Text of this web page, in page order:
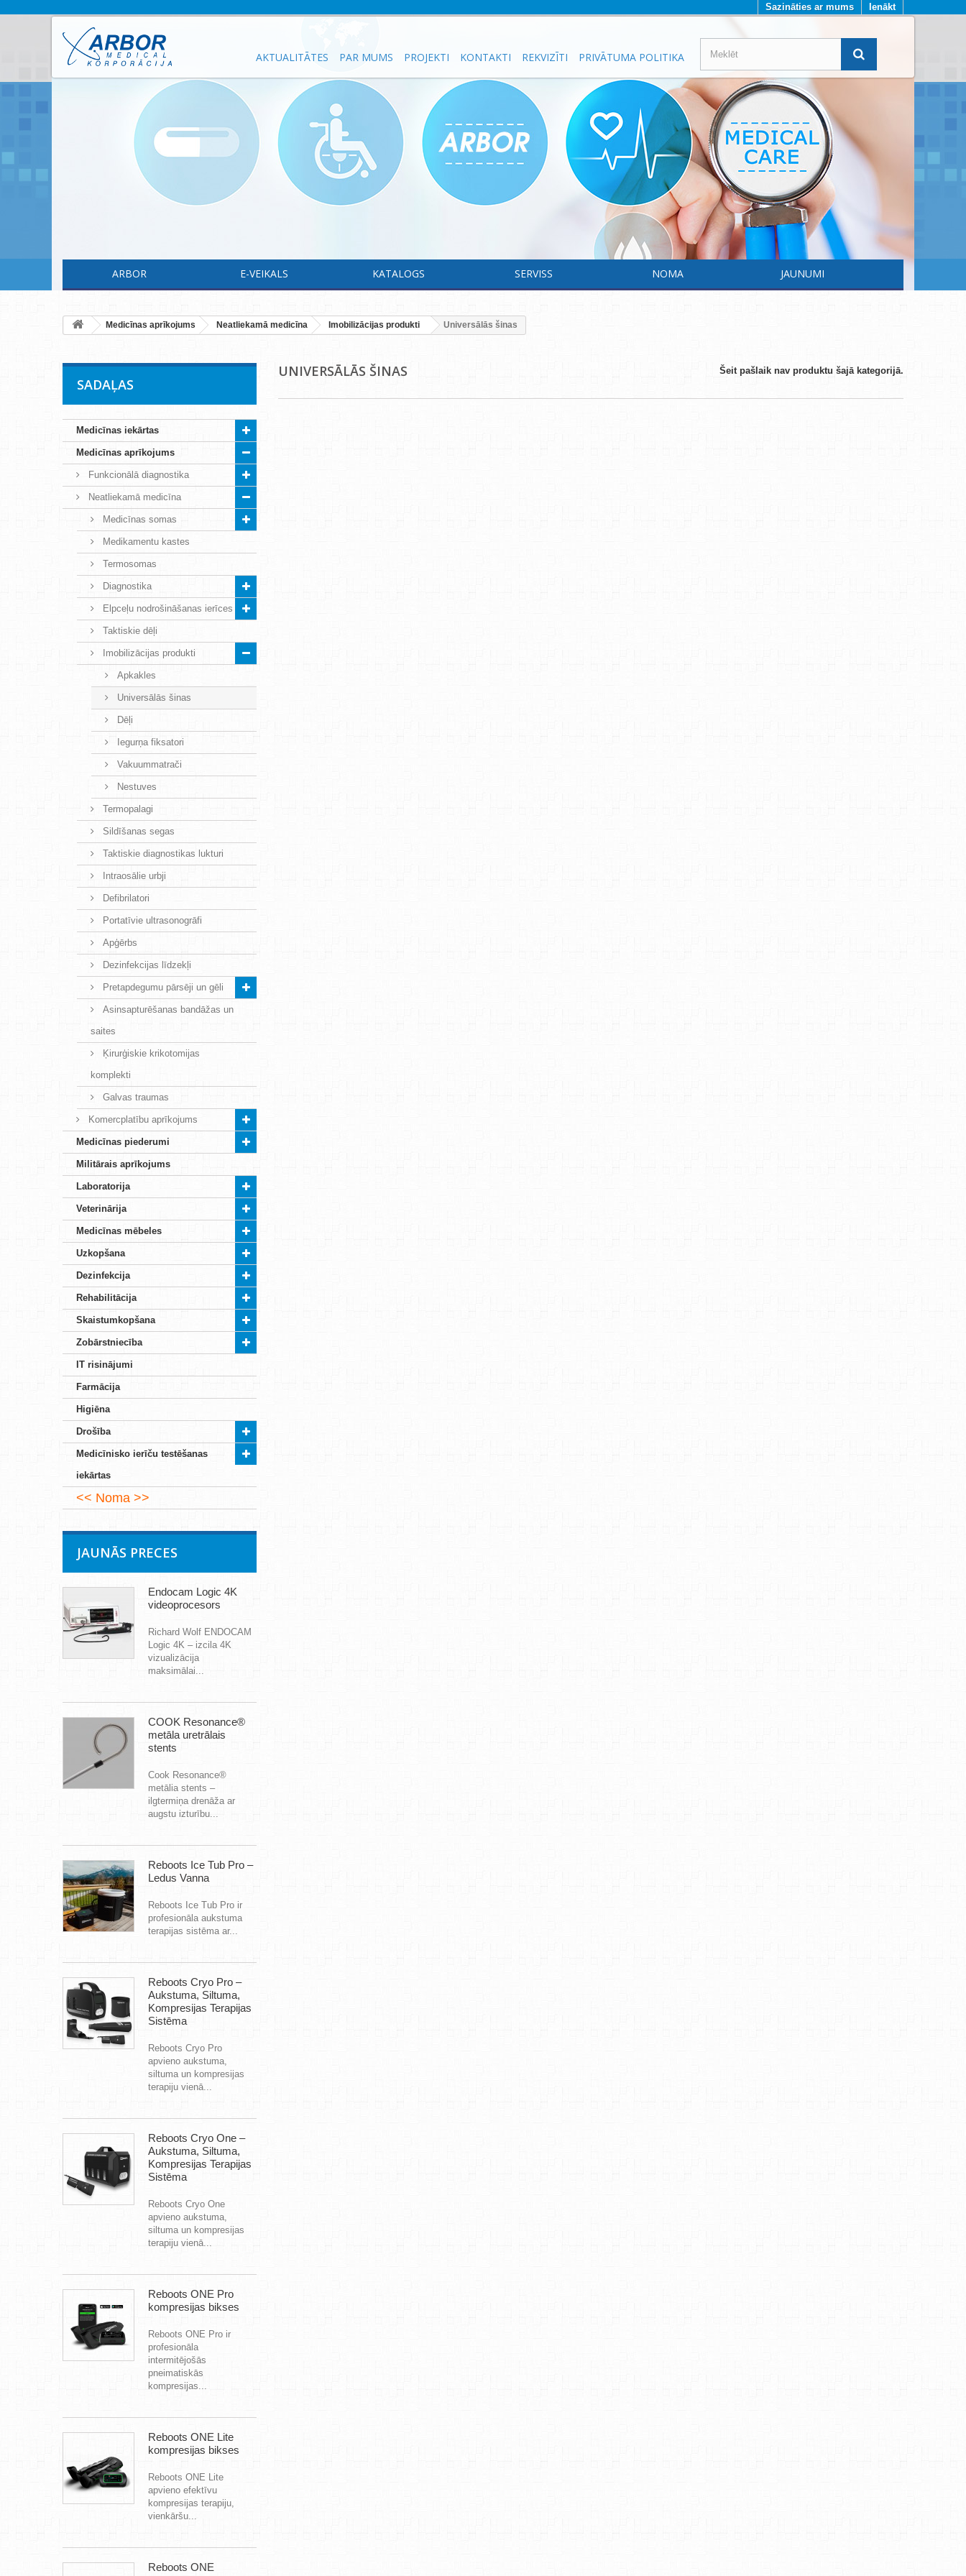
Ienākt
Sazināties ar mums
AKTUALITĀTES PAR MUMS PROJEKTI KONTAKTI REKVIZĪTI PRIVĀTUMA POLITIKA
ARBOR E-VEIKALS KATALOGS SERVISS NOMA JAUNUMI
Medicīnas aprīkojums Neatliekamā medicīna Imobilizācijas produkti Universālās šinas
SADAĻAS
Medicīnas iekārtas
Medicīnas aprīkojums
Funkcionālā diagnostika
Neatliekamā medicīna
Medicīnas somas
Medikamentu kastes
Termosomas
Diagnostika
Elpceļu nodrošināšanas ierīces
Taktiskie dēļi
Imobilizācijas produkti
Apkakles
Universālās šinas
Dēļi
Iegurņa fiksatori
Vakuummatrači
Nestuves
Termopalagi
Sildīšanas segas
Taktiskie diagnostikas lukturi
Intraosālie urbji
Defibrilatori
Portatīvie ultrasonogrāfi
Apģērbs
Dezinfekcijas līdzekļi
Pretapdegumu pārsēji un gēli
Asinsapturēšanas bandāžas un
saites
Ķirurģiskie krikotomijas
komplekti
Galvas traumas
Komercplatību aprīkojums
Medicīnas piederumi
Militārais aprīkojums
Laboratorija
Veterinārija
Medicīnas mēbeles
Uzkopšana
Dezinfekcija
Rehabilitācija
Skaistumkopšana
Zobārstniecība
IT risinājumi
Farmācija
Higiēna
Drošība
Medicīnisko ierīču testēšanas
iekārtas
Noma
JAUNĀS PRECES
Endocam Logic 4K
videoprocesors
Richard Wolf ENDOCAM
Logic 4K – izcila 4K
vizualizācija
maksimālai...
COOK Resonance®
metāla uretrālais
stents
Cook Resonance®
metālia stents –
ilgtermiņa drenāža ar
augstu izturību...
Reboots Ice Tub Pro –
Ledus Vanna
Reboots Ice Tub Pro ir
profesionāla aukstuma
terapijas sistēma ar...
Reboots Cryo Pro –
Aukstuma, Siltuma,
Kompresijas Terapijas
Sistēma
Reboots Cryo Pro
apvieno aukstuma,
siltuma un kompresijas
terapiju vienā...
Reboots Cryo One –
Aukstuma, Siltuma,
Kompresijas Terapijas
Sistēma
Reboots Cryo One
apvieno aukstuma,
siltuma un kompresijas
terapiju vienā...
Reboots ONE Pro
kompresijas bikses
Reboots ONE Pro ir
profesionāla
intermitējošās
pneimatiskās
kompresijas...
Reboots ONE Lite
kompresijas bikses
Reboots ONE Lite
apvieno efektīvu
kompresijas terapiju,
vienkāršu...
Reboots ONE
UNIVERSĀLĀS ŠINAS Šeit pašlaik nav produktu šajā kategorijā.